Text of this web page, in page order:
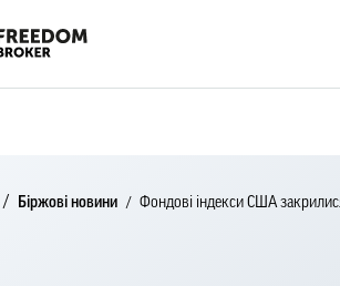
Біржові новини Фондові індекси США